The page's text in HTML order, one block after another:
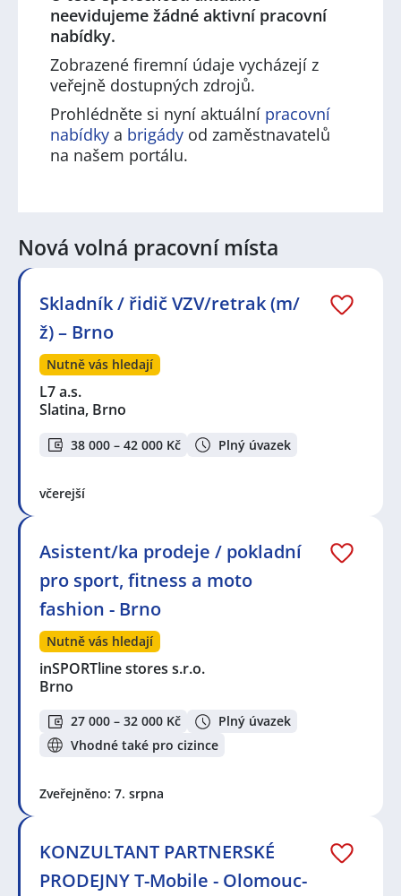
neevidujeme žádné aktivní pracovní
nabídky.
Zobrazené firemní údaje vycházejí z
veřejně dostupných zdrojů.
Prohlédněte si nyní aktuální pracovní
nabídky a brigády od zaměstnavatelů
na našem portálu.
Nová volná pracovní místa
Skladník / řidič VZV/retrak (m/
ž) – Brno
Nutně vás hledají
L7 a.s.
Slatina, Brno
38 000 – 42 000 Kč Plný úvazek
včerejší
Asistent/ka prodeje / pokladní
pro sport, fitness a moto
fashion - Brno
Nutně vás hledají
inSPORTline stores s.r.o.
Brno
27 000 – 32 000 Kč
Plný úvazek
Vhodné také pro cizince
Zveřejněno: 7. srpna
KONZULTANT PARTNERSKÉ
PRODEJNY T-Mobile - Olomouc-